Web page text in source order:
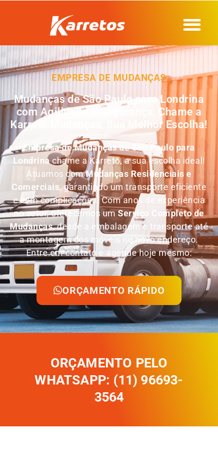
EMPRESA DE MUDANÇAS
Mudanças de São Paulo para Londrina
com Agilidade e Segurança, Chame a
Karreto Mudanças, Sua Melhor Escolha!
Empresa deMudanças de São Paulo para
Londrinachame a Karreto, a sua escolha ideal!
Atuamos comMudanças Residenciais e
Comerciais, garantindo um transporte eficiente
e sem complicações. Com anos de experiência
no setor, oferecemos umServiço Completo de
Mudanças, desde a embalagem e transporte até
a montagem dos móveis no novo endereço.
Entre em contato e agende hoje mesmo:
ORÇAMENTO RÁPIDO
ORÇAMENTO PELO
WHATSAPP: (11) 96693-
3564